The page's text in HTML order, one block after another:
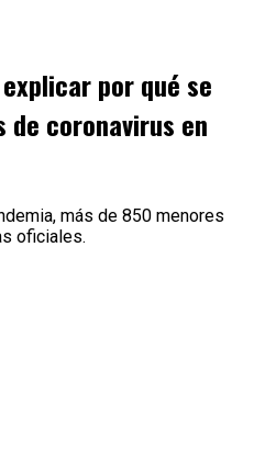
por qué se
coronavirus en
más de 850 menores
oficiales.